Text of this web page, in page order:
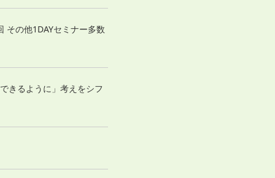
その他1DAYセミナー多数
きるように」考えをシフ